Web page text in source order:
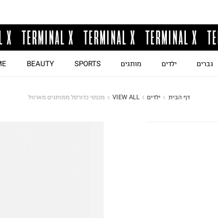
גברים ילדים מותגים SPORTS
BEAUTY
דף הבית ילדים VIEW ALL מכנסי כדורסל ממותגים מארוול